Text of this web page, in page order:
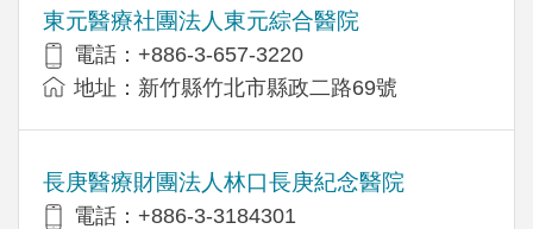
東元醫療社團法人東元綜合醫院
電話：+886-3-657-3220
地址：新竹縣竹北市縣政二路69號
長庚醫療財團法人林口長庚紀念醫院
電話：+886-3-3184301